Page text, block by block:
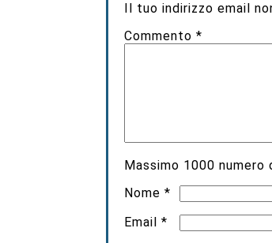
Il tuo indirizzo email
Commento*
Massimo 1000 numero
Nome*
Email*